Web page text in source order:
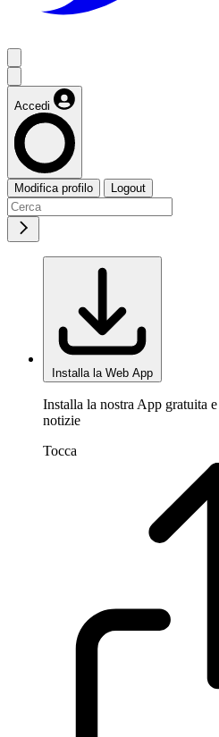
Accedi
Modifica profilo Logout
Installa la Web App
Installa la nostra App gratuita
notizie
Tocca